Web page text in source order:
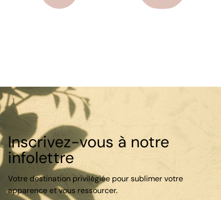
Inscrivez-vous à notre
infolettre
Votre destination privilégiée pour sublimer votre
apparence et vous ressourcer.